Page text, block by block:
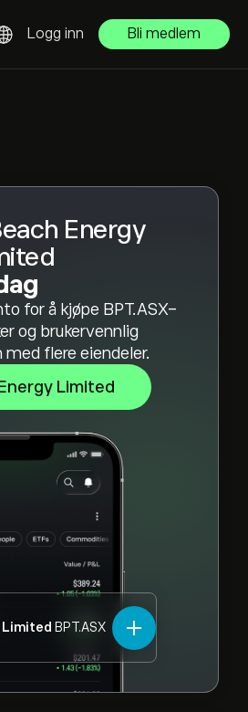
Logg inn Bli medlem
Energy
for å kjøpe BPT.ASX-
og brukervennlig
flere eiendeler.
Limited
Limited BPT.ASX